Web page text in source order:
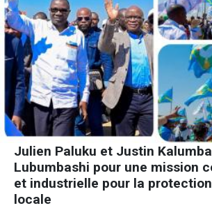
Julien Paluku et Justin
Lubumbashi pour une mission
et industrielle pour la
locale